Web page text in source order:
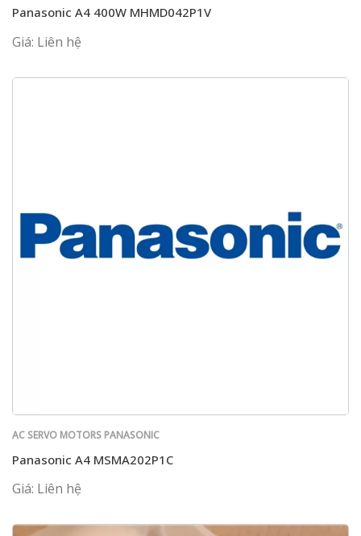
Panasonic A4 400W MHMD042P1V
Giá: Liên hệ
AC SERVO MOTORS PANASONIC
Panasonic A4 MSMA202P1C
Giá: Liên hệ